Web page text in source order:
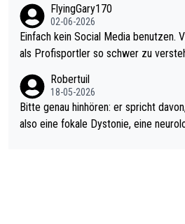
el hat.
s Leben in den Griff kriegen. Nur eins
r war doch neulich erst derjenige,
rovoziert hat. Und Littlers Mutter
FlyingGary170
02-06-2026
Einfach kein Social Media benutzen.
als Profisportler so schwer zu
Robertuil
18-05-2026
Bitte genau hinhören: er spricht
also eine fokale Dystonie, eine